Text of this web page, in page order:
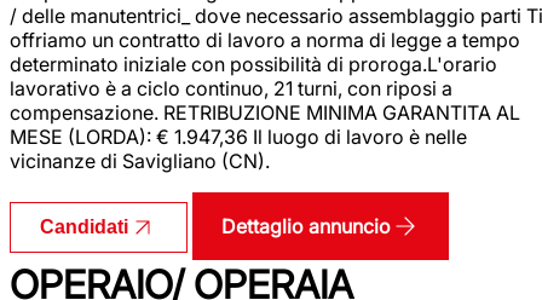
/ delle manutentrici_ dove necessario assemblaggio parti Ti
offriamo un contratto di lavoro a norma di legge a tempo
determinato iniziale con possibilità di proroga.L'orario
lavorativo è a ciclo continuo, 21 turni, con riposi a
compensazione. RETRIBUZIONE MINIMA GARANTITA AL
MESE (LORDA): € 1.947,36 Il luogo di lavoro è nelle
vicinanze di Savigliano (CN).
Candidati Dettaglio annuncio
OPERAIO/ OPERAIA